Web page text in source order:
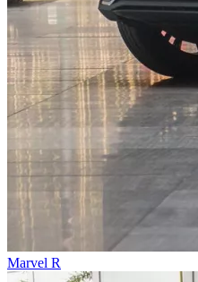
Marvel R